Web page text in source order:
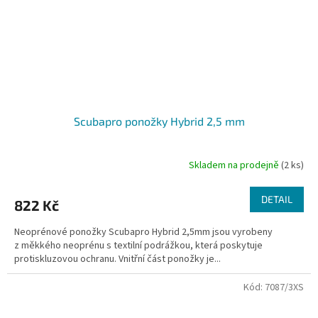
Scubapro ponožky Hybrid 2,5 mm
Skladem na prodejně (2 ks)
822 Kč DETAIL
Neoprénové ponožky Scubapro Hybrid 2,5mm jsou vyrobeny
z měkkého neoprénu s textilní podrážkou, která poskytuje
protiskluzovou ochranu. Vnitřní část ponožky je...
Kód: 7087/3XS